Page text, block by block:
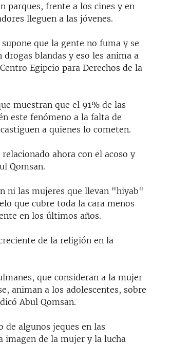
parques, frente a los cines y en
lleguen a las jóvenes.
que la gente no fuma y se
blandas y eso les anima a
Egipcio para Derechos de la
muestran que el 91% de las
este fenómeno a la falta de
a quienes lo cometen.
ahora con el acoso y
Qomsan.
ni las mujeres que llevan "hiyab"
que cubre toda la cara menos
en los últimos años.
de la religión en la
que consideran a la mujer
animan a los adolescentes, sobre
Abul Qomsan.
algunos jeques en las
imagen de la mujer y la lucha